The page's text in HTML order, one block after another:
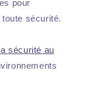
pour
sécurité.
sécurité au